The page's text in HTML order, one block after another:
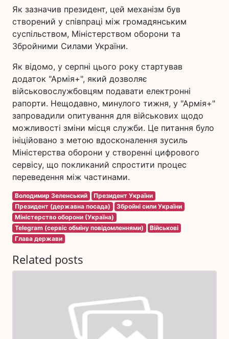
Як зазначив президент, цей механізм був
створений у співпраці між громадянським
суспільством, Міністерством оборони та
Збройними Силами України.
Як відомо, у серпні цього року стартував
додаток "Армія+", який дозволяє
військовослужбовцям подавати електронні
рапорти. Нещодавно, минулого тижня, у "Армія+"
запровадили опитування для військових щодо
можливості зміни місця служби. Це питання було
ініційовано з метою вдосконалення зусиль
Міністерства оборони у створенні цифрового
сервісу, що покликаний спростити процес
переведення між частинами.
Володимир Зеленський
Президент України
Президент (державна посада)
Збройні сили України
Міністерство оборони (Україна)
Telegram (сервіс обміну повідомленнями)
Військові
Глава держави
Related posts